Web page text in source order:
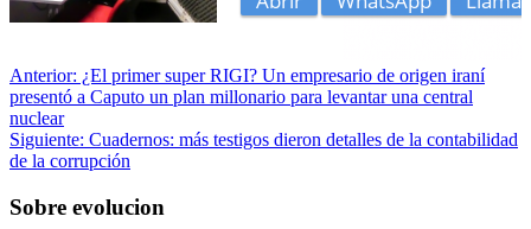
Anterior: ¿El primer super RIGI? Un empresario de origen iraní
presentó a Caputo un plan millonario para levantar una central
nuclear
Siguiente: Cuadernos: más testigos dieron detalles de la contabilidad
de la corrupción
Sobre evolucion